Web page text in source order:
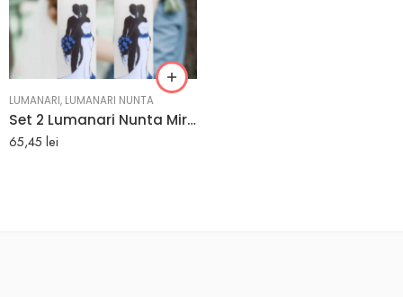
LUMANARI, LUMANARI NUNTA
Set 2 Lumanari Nunta Mire si Mireasa cu albastru
65,45 lei